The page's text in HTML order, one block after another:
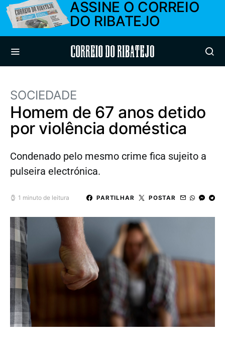
ASSINE O CORREIO
DO RIBATEJO
Correio do Ribatejo
SOCIEDADE
Homem de 67 anos detido
por violência doméstica
Condenado pelo mesmo crime fica sujeito a
pulseira electrónica.
1 minuto de leitura PARTILHAR POSTAR